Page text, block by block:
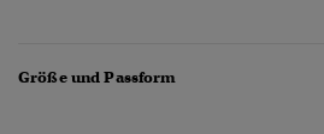
Größe und Passform